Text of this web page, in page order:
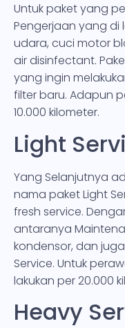
Untuk paket yang
Pengerjaan yang di
udara, cuci motor
air disinfectant.
yang ingin
filter baru. Adapun
10.000 kilometer.
Light
Yang Selanjutnya
nama paket Light
fresh service.
antaranya
kondensor, dan
Service. Untuk
lakukan per 20.000
Heavy